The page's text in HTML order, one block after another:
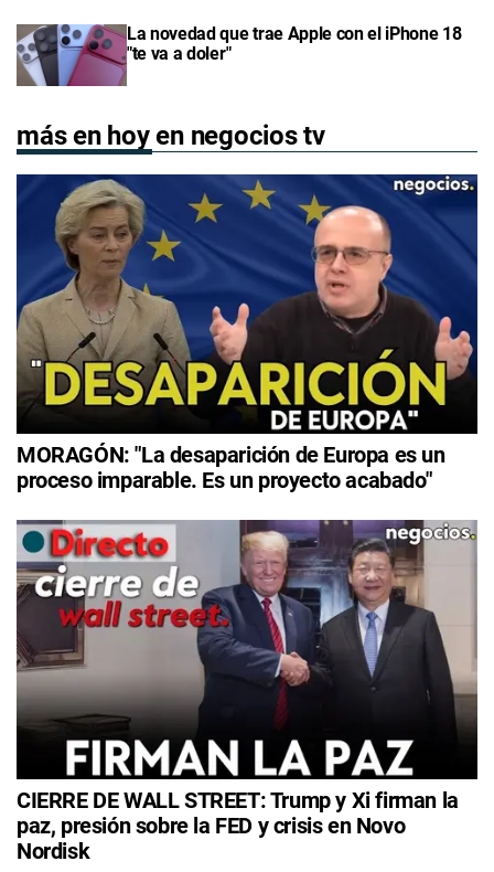
La novedad que trae Apple con el iPhone 18
"te va a doler"
más en hoy en negocios tv
MORAGÓN: "La desaparición de Europa es un
proceso imparable. Es un proyecto acabado"
CIERRE DE WALL STREET: Trump y Xi firman la
paz, presión sobre la FED y crisis en Novo
Nordisk